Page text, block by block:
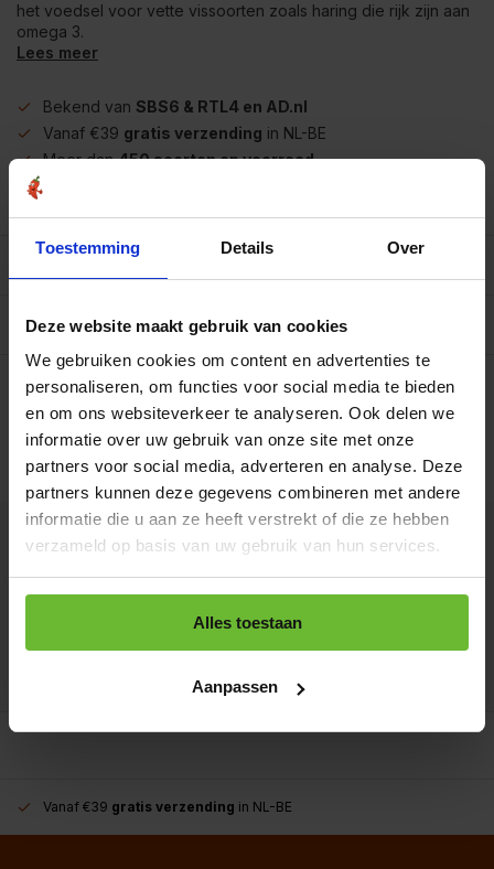
Toestemming Details Over
Deze website maakt gebruik van cookies
We gebruiken cookies om content en advertenties te
personaliseren, om functies voor social media te bieden
en om ons websiteverkeer te analyseren. Ook delen we
informatie over uw gebruik van onze site met onze
partners voor social media, adverteren en analyse. Deze
partners kunnen deze gegevens combineren met andere
informatie die u aan ze heeft verstrekt of die ze hebben
verzameld op basis van uw gebruik van hun services.
Alles toestaan
Aanpassen
het voedsel voor vette vissoorten zoals haring die rijk zijn aan
omega 3.
Lees meer
Bekend van SBS6 & RTL4 en AD.nl
Vanaf €39 gratis verzending in NL-BE
Meer dan450 soorten op voorraad
Reviews 0/10
Op werkdagen voor 15.00 uur besteld, dezelfde dag
verzonden.
Mt1472 flesje met 60
capsules
€18,50
Totaal:
Kunnen we je helpen?
Vanaf €39 gratis verzending in NL-BE